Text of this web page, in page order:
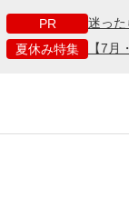
PR
迷っ
夏休み特集
【7